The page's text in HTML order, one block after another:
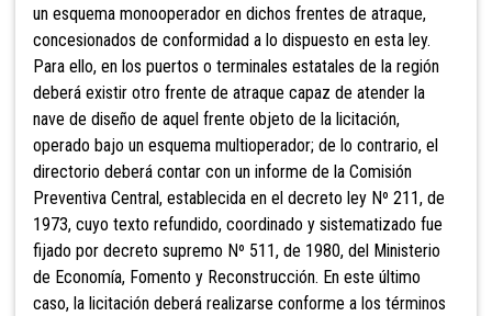
un esquema monooperador en dichos frentes de atraque,
concesionados de conformidad a lo dispuesto en esta ley.
Para ello, en los puertos o terminales estatales de la región
deberá existir otro frente de atraque capaz de atender la
nave de diseño de aquel frente objeto de la licitación,
operado bajo un esquema multioperador; de lo contrario, el
directorio deberá contar con un informe de la Comisión
Preventiva Central, establecida en el decreto ley Nº 211, de
1973, cuyo texto refundido, coordinado y sistematizado fue
fijado por decreto supremo Nº 511, de 1980, del Ministerio
de Economía, Fomento y Reconstrucción. En este último
caso, la licitación deberá realizarse conforme a los términos